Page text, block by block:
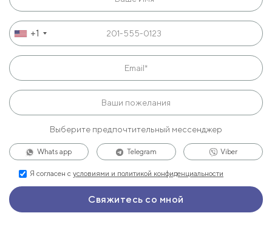
+1
Выберите предпочтительный мессенджер
Whats app Telegram Viber
Я согласен с условиями и политикой конфиденциальности